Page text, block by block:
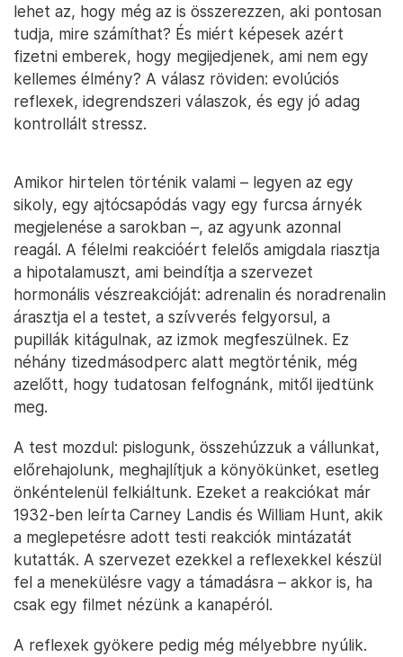
lehet az, hogy még az is összerezzen, aki pontosan
tudja, mire számíthat? És miért képesek azért
fizetni emberek, hogy megijedjenek, ami nem egy
kellemes élmény? A válasz röviden: evolúciós
reflexek, idegrendszeri válaszok, és egy jó adag
kontrollált stressz.
Amikor hirtelen történik valami – legyen az egy
sikoly, egy ajtócsapódás vagy egy furcsa árnyék
megjelenése a sarokban –, az agyunk azonnal
reagál. A félelmi reakcióért felelős amigdala riasztja
a hipotalamuszt, ami beindítja a szervezet
hormonális vészreakcióját: adrenalin és noradrenalin
árasztja el a testet, a szívverés felgyorsul, a
pupillák kitágulnak, az izmok megfeszülnek. Ez
néhány tizedmásodperc alatt megtörténik, még
azelőtt, hogy tudatosan felfognánk, mitől ijedtünk
meg.
A test mozdul: pislogunk, összehúzzuk a vállunkat,
előrehajolunk, meghajlítjuk a könyökünket, esetleg
önkéntelenül felkiáltunk. Ezeket a reakciókat már
1932-ben leírta Carney Landis és William Hunt, akik
a meglepetésre adott testi reakciók mintázatát
kutatták. A szervezet ezekkel a reflexekkel készül
fel a menekülésre vagy a támadásra – akkor is, ha
csak egy filmet nézünk a kanapéról.
A reflexek gyökere pedig még mélyebbre nyúlik.